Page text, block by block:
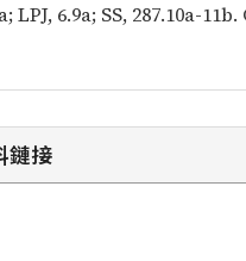
LPJ, 6.9a; SS, 287.10a-11b.
鏈接